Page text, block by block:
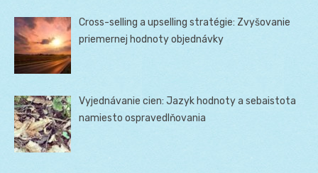
Cross-selling a upselling stratégie: Zvyšovanie
priemernej hodnoty objednávky
Vyjednávanie cien: Jazyk hodnoty a sebaistota
namiesto ospravedlňovania